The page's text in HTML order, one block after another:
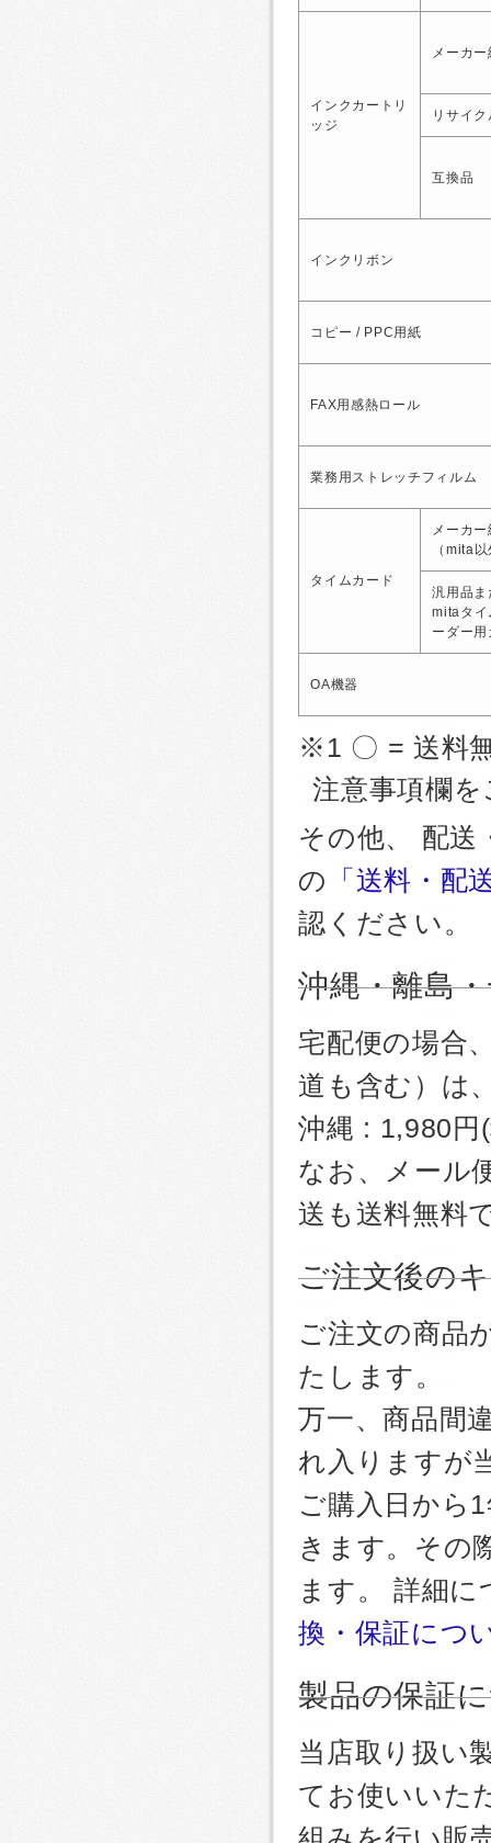
インクカートリ
ッジ
メーカ
リサイ
互換品
インクリボン
コピー / PPC用紙
FAX用感熱ロール
業務用ストレッチフィルム
タイムカード
メーカ
（mita
汎用品ま
mitaタイ
ーダー
OA機器
※1 〇 = 送料
注意事項欄
その他、 配送
の
「送料・配
認ください。
沖縄・離島
宅配便の場合
道も含む）は
沖縄 : 1,980円
なお、メール
送も送料無料
ご注文後の
ご注文の商品
たします。
万一、商品間
れ入りますが
ご購入日から
きます。その
ます。 詳細
換・保証につ
製品の保証
当店取り扱い
てお使いいた